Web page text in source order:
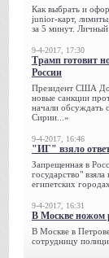
Как выбрать и
junior-карт,
за 5 минут.
9-4-2017, 17:30
Трамп готовит
России
Президент США
новые санкции
начали обсуждать
Сирии...»
9-4-2017, 16:46
"ИГ" взяло
Запрещенная в
государство" взяла
египетских
9-4-2017, 16:31
В Москве ножом
В Москве в
сотрудницу